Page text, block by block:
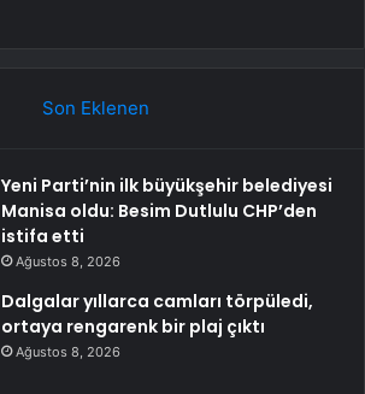
Son Eklenen
Yeni Parti’nin ilk büyükşehir belediyesi
Manisa oldu: Besim Dutlulu CHP’den
istifa etti
Ağustos 8, 2026
Dalgalar yıllarca camları törpüledi,
ortaya rengarenk bir plaj çıktı
Ağustos 8, 2026